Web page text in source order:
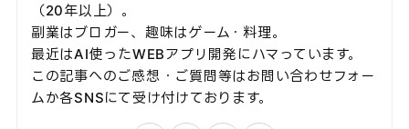
（20年以上）。
副業はブロガー、趣味はゲーム・料理。
最近はAI使ったWEBアプリ開発にハマっています。
この記事へのご感想・ご質問等はお問い合わせフォー
ムか各SNSにて受け付けております。